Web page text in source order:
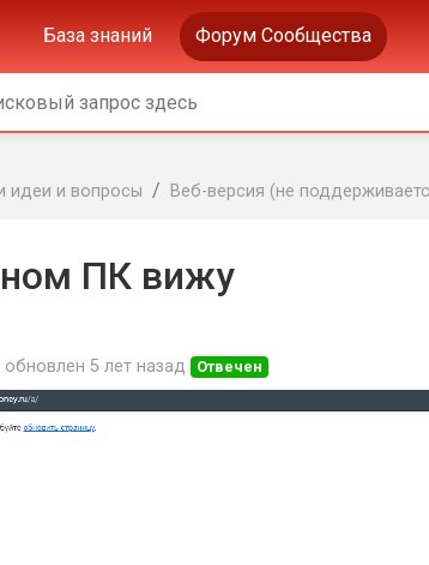
База знаний Форум Сообщества
идеи и вопросы Веб-версия (не
ПК вижу
обновлен 5 лет назад Отвечен